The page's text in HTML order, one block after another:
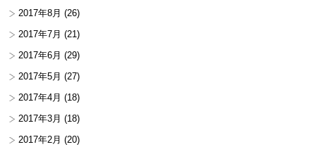
2017年8月 (26)
2017年7月 (21)
2017年6月 (29)
2017年5月 (27)
2017年4月 (18)
2017年3月 (18)
2017年2月 (20)